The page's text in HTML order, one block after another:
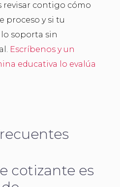
revisar contigo cómo
proceso y si tu
soporta sin
Escríbenos y un
educativa lo evalúa
cotizante es